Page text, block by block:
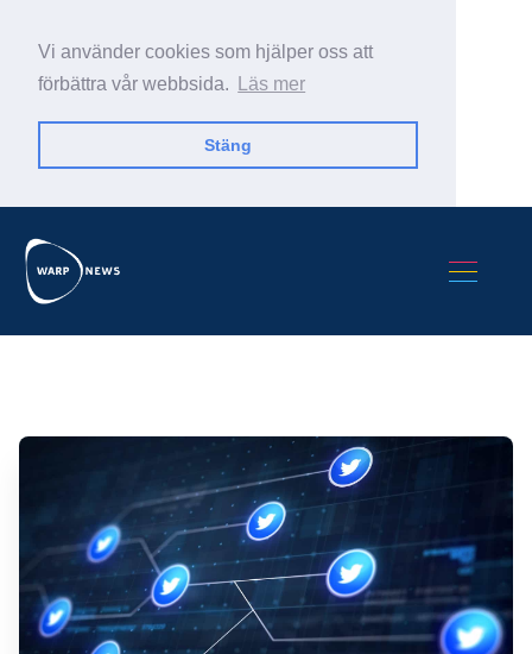
Vi använder cookies som hjälper oss att
förbättra vår webbsida.
Läs mer
Stäng